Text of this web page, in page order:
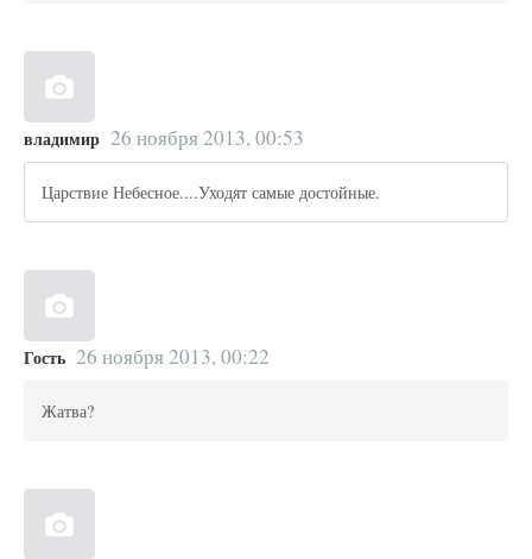
владимир 26 ноября 2013, 00:53
Царствие Небесное....Уходят самые достойные.
Гость 26 ноября 2013, 00:22
Жатва?